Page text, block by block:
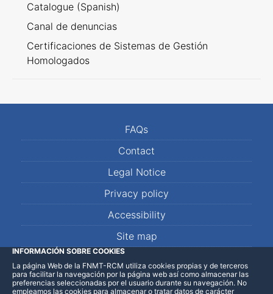
Catalogue (Spanish)
Canal de denuncias
Certificaciones de Sistemas de Gestión
Homologados
FAQs
Contact
Legal Notice
Privacy policy
Accessibility
Site map
LinkedInFacebookWhatsApp
INFORMACIÓN SOBRE COOKIES
La página Web de la FNMT-RCM utiliza cookies propias y de terceros
para facilitar la navegación por la página web así como almacenar las
preferencias seleccionadas por el usuario durante su navegación. No
empleamos las cookies para almacenar o tratar datos de carácter